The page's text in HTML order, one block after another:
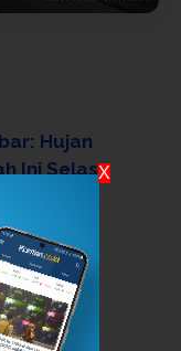
Hujan
Ini Selasa
Hari Ini
X